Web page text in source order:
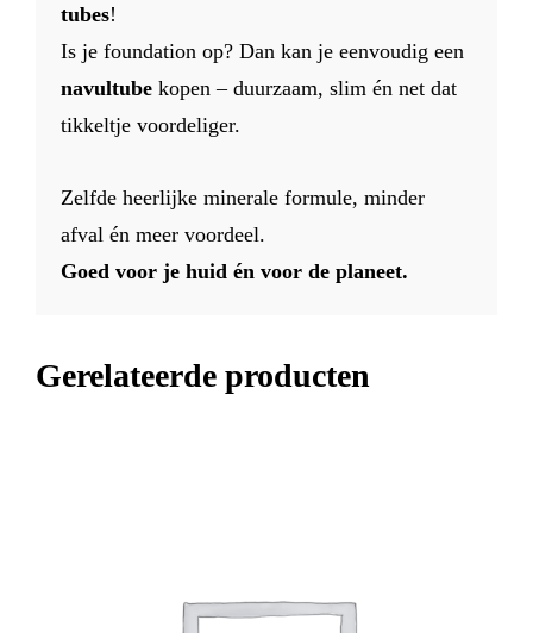
tubes!
Is je foundation op? Dan kan je eenvoudig een
navul­tube kopen – duurzaam, slim én net dat
tikkeltje voordeliger.
Zelfde heerlijke minerale formule, minder
afval én meer voordeel.
Goed voor je huid én voor de planeet.
Gerelateerde producten